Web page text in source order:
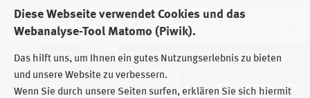
Diese Webseite verwendet Cookies und das
Webanalyse-Tool Matomo (Piwik).
Das hilft uns, um Ihnen ein gutes Nutzungserlebnis zu bieten
und unsere Website zu verbessern.
Wenn Sie durch unsere Seiten surfen, erklären Sie sich hiermit
Zur Auswahl der Einrichtungen der
Stiftung Sächsische Gedenkstätten